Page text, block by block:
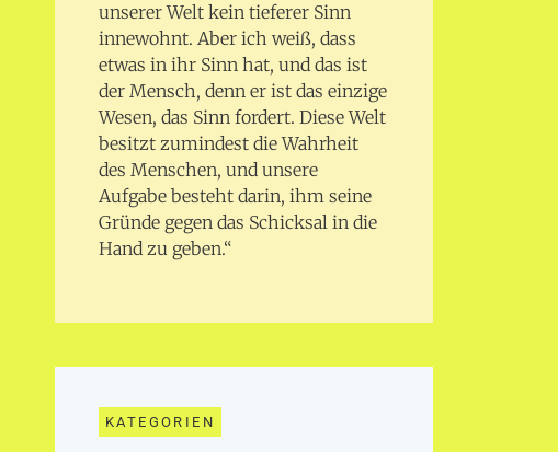
unserer Welt kein tieferer Sinn
innewohnt. Aber ich weiß, dass
etwas in ihr Sinn hat, und das ist
der Mensch, denn er ist das einzige
Wesen, das Sinn fordert. Diese Welt
besitzt zumindest die Wahrheit
des Menschen, und unsere
Aufgabe besteht darin, ihm seine
Gründe gegen das Schicksal in die
Hand zu geben.“
KATEGORIEN